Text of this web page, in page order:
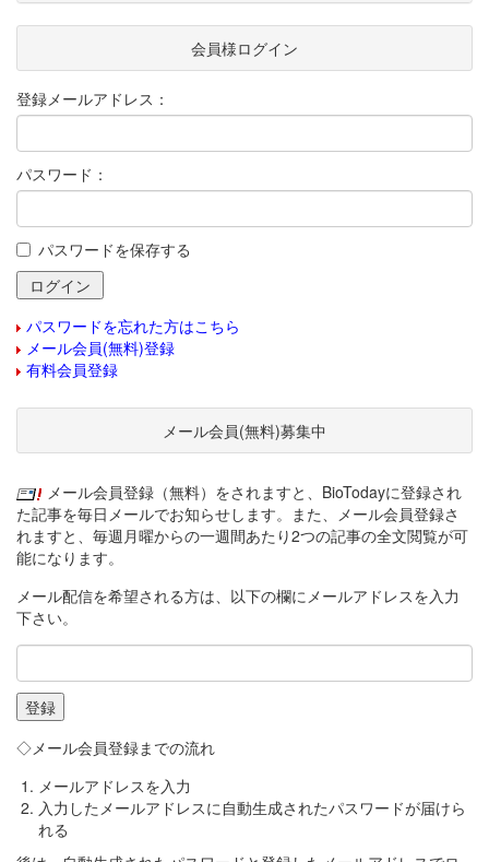
会員様ログイン
登録メールアドレス：
パスワード：
パスワードを保存する
パスワードを忘れた方はこちら
メール会員(無料)登録
有料会員登録
メール会員(無料)募集中
メール会員登録（無料）をされますと、BioTodayに登録され
た記事を毎日メールでお知らせします。また、メール会員登録さ
れますと、毎週月曜からの一週間あたり2つの記事の全文閲覧が可
能になります。
メール配信を希望される方は、以下の欄にメールアドレスを入力
下さい。
◇メール会員登録までの流れ
メールアドレスを入力
入力したメールアドレスに自動生成されたパスワードが届けら
れる